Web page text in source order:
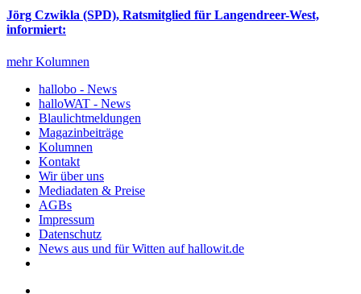
Jörg Czwikla (SPD), Ratsmitglied für Langendreer-West,
informiert:
mehr Kolumnen
hallobo - News
halloWAT - News
Blaulichtmeldungen
Magazinbeiträge
Kolumnen
Kontakt
Wir über uns
Mediadaten & Preise
AGBs
Impressum
Datenschutz
News aus und für Witten auf hallowit.de